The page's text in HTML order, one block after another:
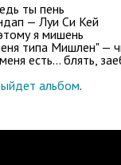
ты пень
— Луи Си Кей
я мишень
типа Мишлен" —
есть... блять,
альбом.